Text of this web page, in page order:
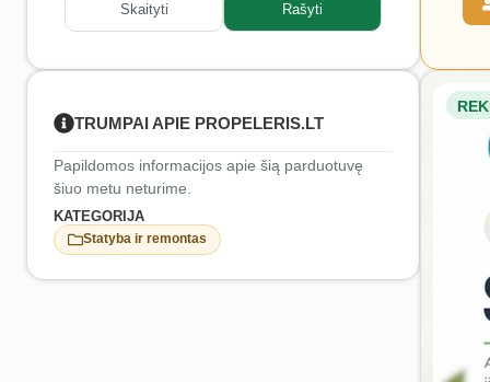
Skaityti Rašyti
TRUMPAI APIE PROPELERIS.LT
Papildomos informacijos apie šią parduotuvę
šiuo metu neturime.
KATEGORIJA
Statyba ir remontas